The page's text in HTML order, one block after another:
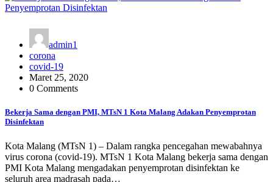
admin1
corona
covid-19
Maret 25, 2020
0 Comments
Bekerja Sama dengan PMI, MTsN 1 Kota Malang Adakan Penyemprotan
Disinfektan
Kota Malang (MTsN 1) – Dalam rangka pencegahan mewabahnya
virus corona (covid-19). MTsN 1 Kota Malang bekerja sama dengan
PMI Kota Malang mengadakan penyemprotan disinfektan ke
seluruh area madrasah pada…